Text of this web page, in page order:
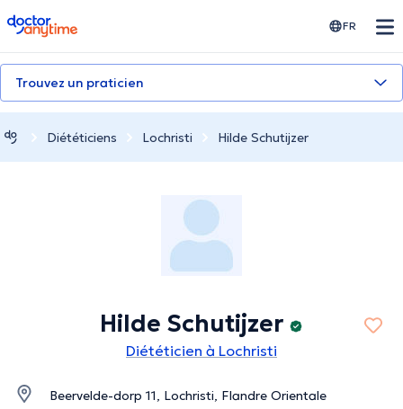
doctoranytime FR
Trouvez un praticien
Diététiciens Lochristi Hilde Schutijzer
Hilde Schutijzer
Diététicien à Lochristi
Beervelde-dorp 11, Lochristi, Flandre Orientale